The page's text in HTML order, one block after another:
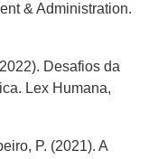
& Administration.
Desafios da
Lex Humana,
P. (2021). A